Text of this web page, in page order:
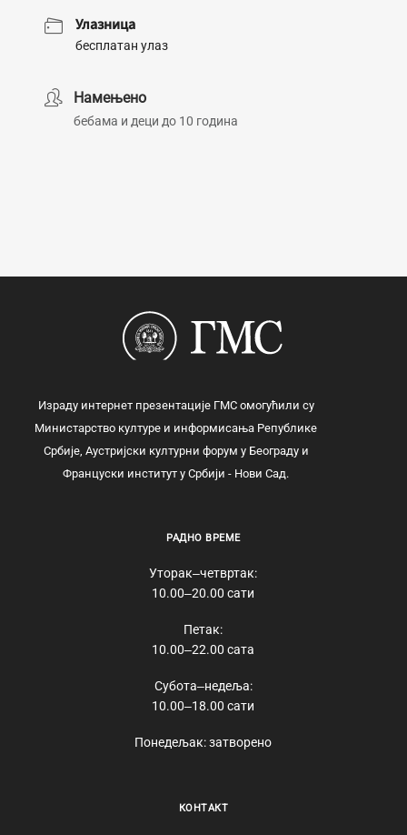
Улазница
бесплатан улаз
Намењено
бебама и деци до 10 година
Израду интернет презентације ГМС омогућили су
Министарство културе и информисања Републике
Србије, Аустријски културни форум у Београду и
Француски институт у Србији - Нови Сад.
РАДНО ВРЕМЕ
Уторак‒четвртак:
10.00‒20.00 сати
Петак:
10.00‒22.00 сата
Субота‒недеља:
10.00‒18.00 сати
Понедељак: затворено
КОНТАКТ